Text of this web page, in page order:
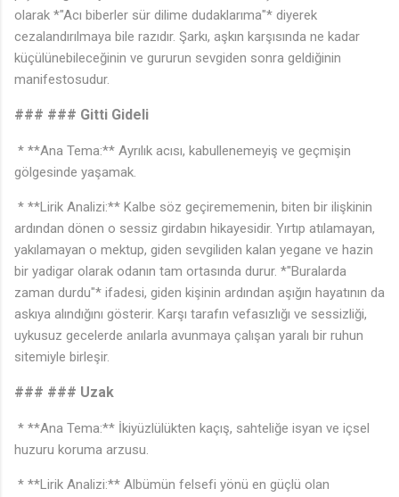
olarak *"Acı biberler sür dilime dudaklarıma"* diyerek
cezalandırılmaya bile razıdır. Şarkı, aşkın karşısında ne kadar
küçülünebileceğinin ve gururun sevgiden sonra geldiğinin
manifestosudur.
### ### Gitti Gideli
* **Ana Tema:** Ayrılık acısı, kabullenemeyiş ve geçmişin
gölgesinde yaşamak.
* **Lirik Analizi:** Kalbe söz geçirememenin, biten bir ilişkinin
ardından dönen o sessiz girdabın hikayesidir. Yırtıp atılamayan,
yakılamayan o mektup, giden sevgiliden kalan yegane ve hazin
bir yadigar olarak odanın tam ortasında durur. *"Buralarda
zaman durdu"* ifadesi, giden kişinin ardından aşığın hayatının da
askıya alındığını gösterir. Karşı tarafın vefasızlığı ve sessizliği,
uykusuz gecelerde anılarla avunmaya çalışan yaralı bir ruhun
sitemiyle birleşir.
### ### Uzak
* **Ana Tema:** İkiyüzlülükten kaçış, sahteliğe isyan ve içsel
huzuru koruma arzusu.
* **Lirik Analizi:** Albümün felsefi yönü en güçlü olan